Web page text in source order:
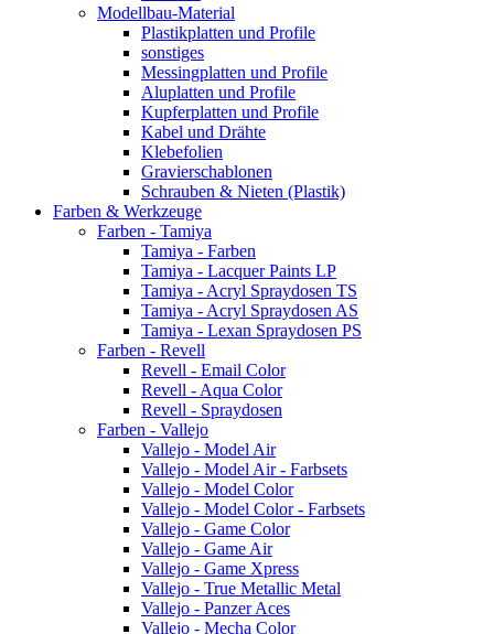
Modellbau-Material
Plastikplatten und Profile
sonstiges
Messingplatten und Profile
Aluplatten und Profile
Kupferplatten und Profile
Kabel und Drähte
Klebefolien
Gravierschablonen
Schrauben & Nieten (Plastik)
Farben & Werkzeuge
Farben - Tamiya
Tamiya - Farben
Tamiya - Lacquer Paints LP
Tamiya - Acryl Spraydosen TS
Tamiya - Acryl Spraydosen AS
Tamiya - Lexan Spraydosen PS
Farben - Revell
Revell - Email Color
Revell - Aqua Color
Revell - Spraydosen
Farben - Vallejo
Vallejo - Model Air
Vallejo - Model Air - Farbsets
Vallejo - Model Color
Vallejo - Model Color - Farbsets
Vallejo - Game Color
Vallejo - Game Air
Vallejo - Game Xpress
Vallejo - True Metallic Metal
Vallejo - Panzer Aces
Vallejo - Mecha Color